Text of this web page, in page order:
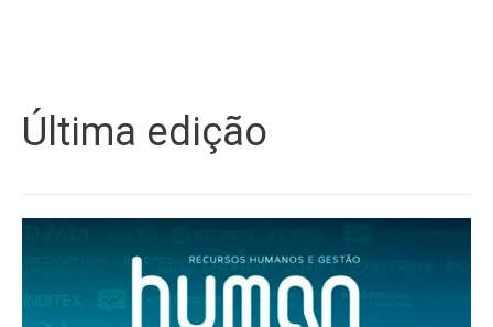
Última edição